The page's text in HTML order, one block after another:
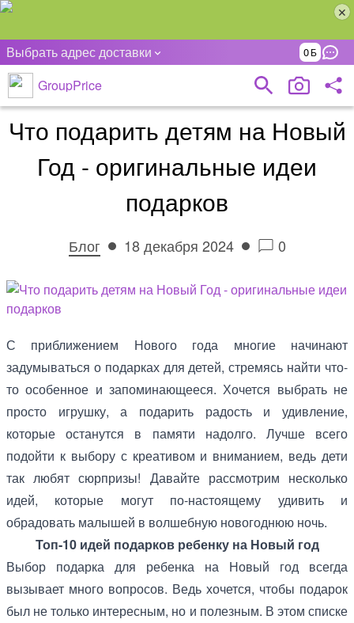
Выбрать адрес доставки 0
GroupPrice
Что подарить детям на Новый
Год - оригинальные идеи
подарков
Блог 18 декабря 2024 0
С приближением Нового года многие начинают
задумываться о подарках для детей, стремясь найти что-
то особенное и запоминающееся. Хочется выбрать не
просто игрушку, а подарить радость и удивление,
которые останутся в памяти надолго. Лучше всего
подойти к выбору с креативом и вниманием, ведь дети
так любят сюрпризы! Давайте рассмотрим несколько
идей, которые могут по-настоящему удивить и
обрадовать малышей в волшебную новогоднюю ночь.
Топ-10 идей подарков ребенку на Новый год
Выбор подарка для ребенка на Новый год всегда
вызывает много вопросов. Ведь хочется, чтобы подарок
был не только интересным, но и полезным. В этом списке